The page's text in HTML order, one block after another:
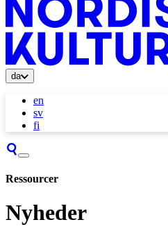
da
en
sv
fi
Ressourcer
Nyheder